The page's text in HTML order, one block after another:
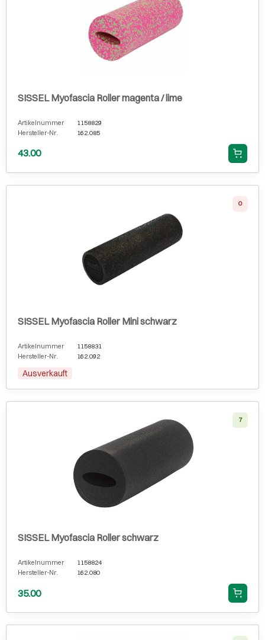
SISSEL Myofascia Roller magenta / lime
Artikelnummer
1158829
Hersteller-Nr.
162.085
43.00
0
SISSEL Myofascia Roller Mini schwarz
Artikelnummer
1158831
Hersteller-Nr.
162.092
Ausverkauft
7
SISSEL Myofascia Roller schwarz
Artikelnummer
1158824
Hersteller-Nr.
162.080
35.00